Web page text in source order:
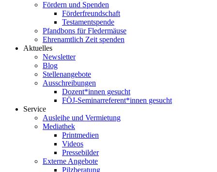
Fördern und Spenden
Förderfreundschaft
Testamentspende
Pfandbons für Fledermäuse
Ehrenamtlich Zeit spenden
Aktuelles
Newsletter
Blog
Stellenangebote
Ausschreibungen
Dozent*innen gesucht
FÖJ-Seminarreferent*innen gesucht
Service
Ausleihe und Vermietung
Mediathek
Printmedien
Videos
Pressebilder
Externe Angebote
Pilzberatung